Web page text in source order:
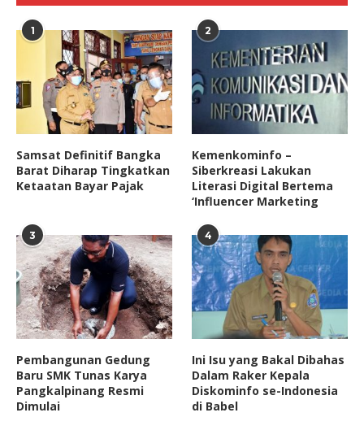
1
Samsat Definitif Bangka
Barat Diharap Tingkatkan
Ketaatan Bayar Pajak
2
Kemenkominfo –
Siberkreasi Lakukan
Literasi Digital Bertema
‘Influencer Marketing
3
Pembangunan Gedung
Baru SMK Tunas Karya
Pangkalpinang Resmi
Dimulai
4
Ini Isu yang Bakal Dibahas
Dalam Raker Kepala
Diskominfo se-Indonesia
di Babel